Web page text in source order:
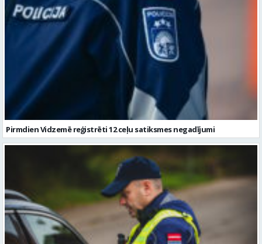
Pirmdien Vidzemē reģistrēti 12 ceļu satiksmes negadījumi